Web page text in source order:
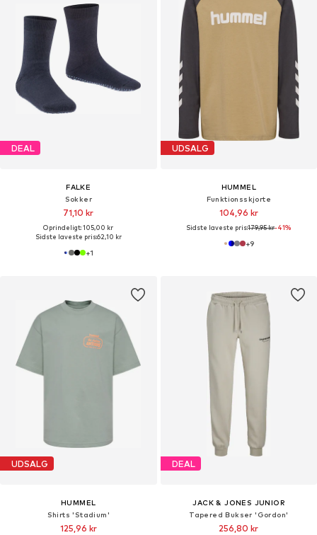
DEAL
FALKE
Sokker
71,10 kr
Oprindeligt: 105,00 kr
Sidste laveste pris:62,10 kr
+1
UDSALG
HUMMEL
Funktionsskjorte
104,96 kr
Sidste laveste pris:179,95 kr-41%
+9
UDSALG
HUMMEL
Shirts 'Stadium'
125,96 kr
DEAL
JACK & JONES JUNIOR
Tapered Bukser 'Gordon'
256,80 kr